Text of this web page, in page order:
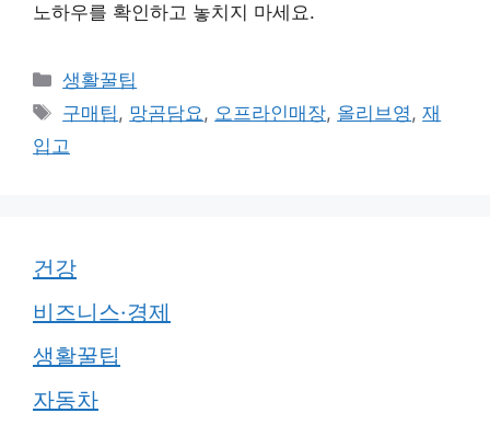
노하우를 확인하고 놓치지 마세요.
카
테
리
생활꿀팁
태
그
구매팁, 망곰담요, 오프라인매장, 올리브영,재
입고
건강
비즈니스·경제
생활꿀팁
자동차